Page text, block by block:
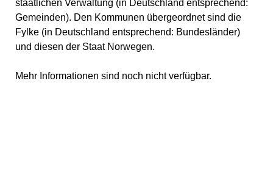
staatlichen Verwaltung (in Deutschland entsprechend:
Gemeinden). Den Kommunen übergeordnet sind die
Fylke (in Deutschland entsprechend: Bundesländer)
und diesen der Staat Norwegen.
Mehr Informationen sind noch nicht verfügbar.